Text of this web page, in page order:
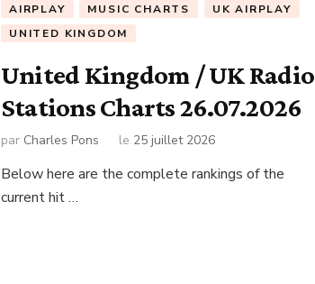
AIRPLAY MUSIC CHARTS
UK AIRPLAY
UNITED KINGDOM
United Kingdom / UK Radio
Stations Charts 26.07.2026
par Charles Pons le 25 juillet 2026
Below here are the complete rankings of the
current hit …